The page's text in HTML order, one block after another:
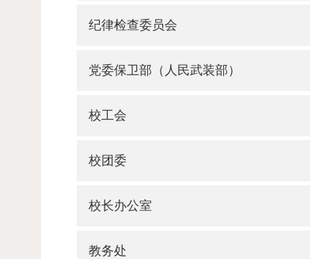
纪律检查委员会
党委保卫部（人民武装部）
校工会
校团委
校长办公室
教务处